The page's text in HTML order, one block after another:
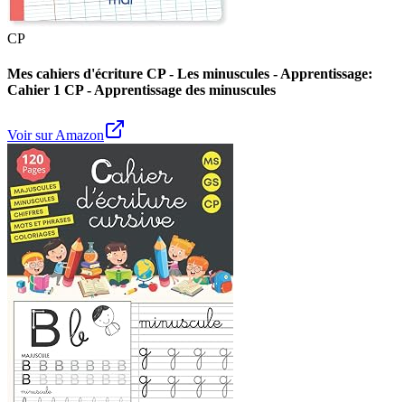
CP
Mes cahiers d'écriture CP - Les minuscules - Apprentissage:
Cahier 1 CP - Apprentissage des minuscules
Voir sur Amazon